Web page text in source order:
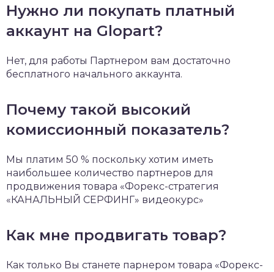
Нужно ли покупать платный
аккаунт на Glopart?
Нет, для работы Партнером вам достаточно
бесплатного начального аккаунта.
Почему такой высокий
комиссионный показатель?
Мы платим 50 % поскольку хотим иметь
наибольшее количество партнеров для
продвижения товара «Форекс-стратегия
«КАНАЛЬНЫЙ СЕРФИНГ» видеокурс»
Как мне продвигать товар?
Как только Вы станете парнером товара «Форекс-